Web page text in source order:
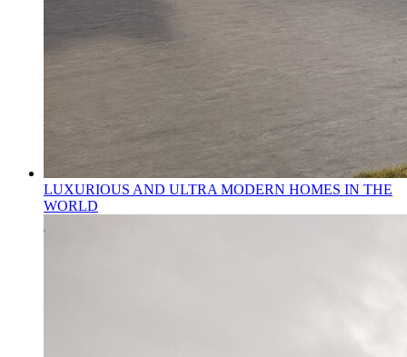
LUXURIOUS AND ULTRA MODERN HOMES IN THE
WORLD